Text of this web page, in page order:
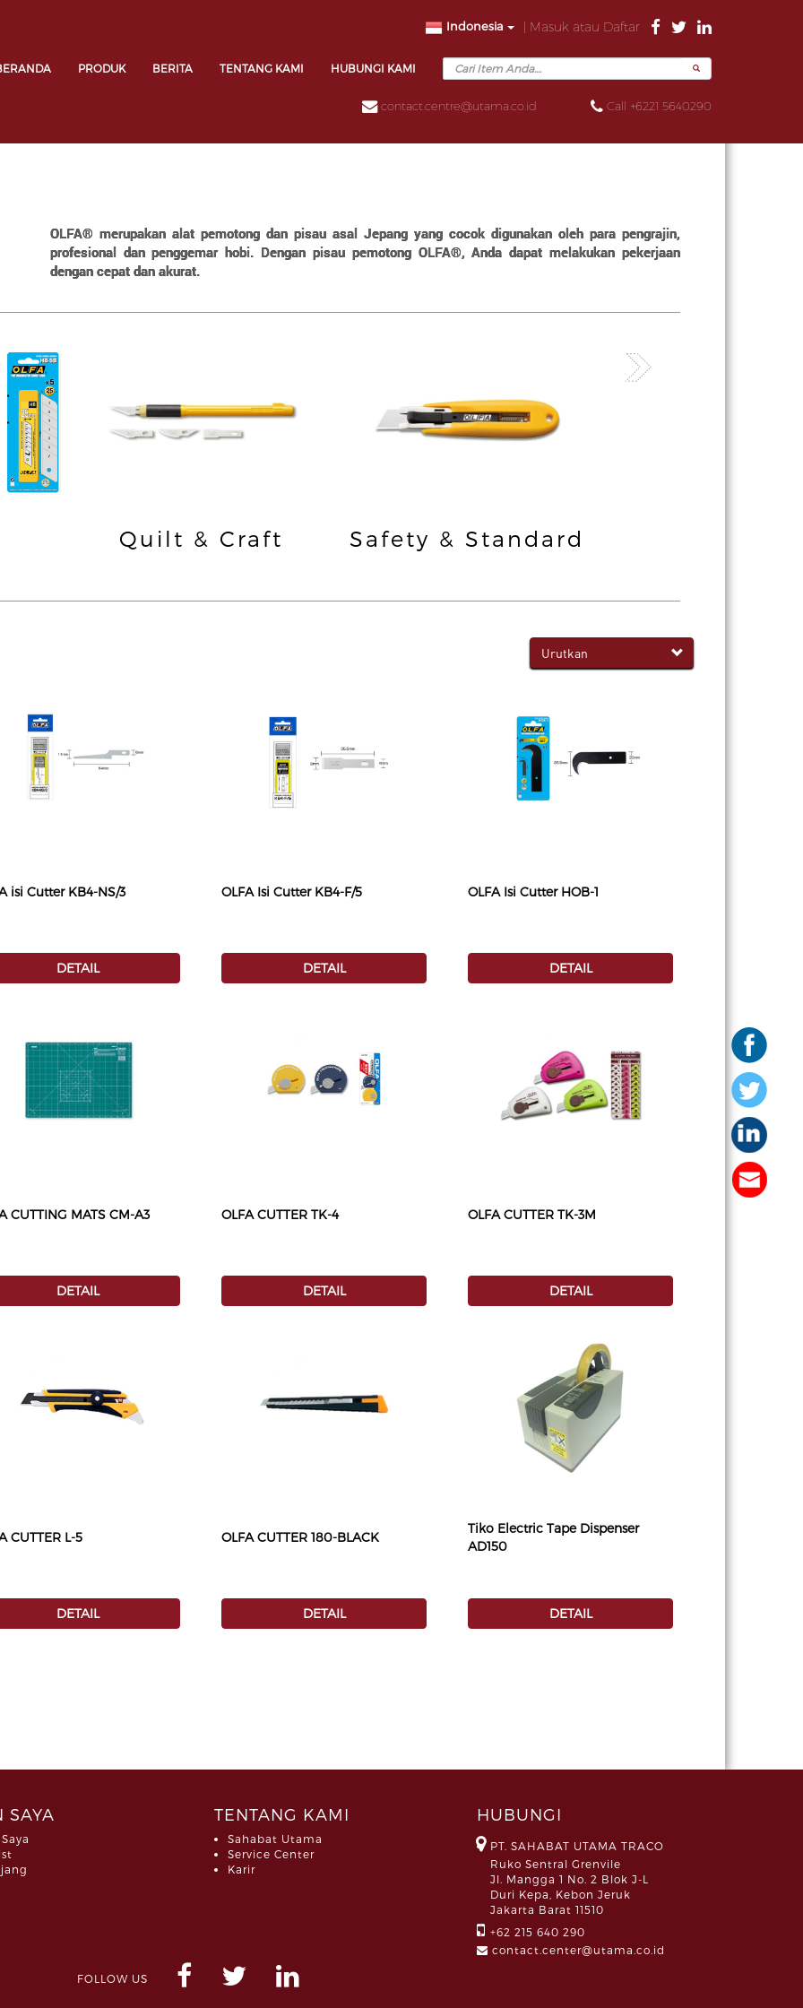
| Masuk atau Daftar
Indonesia
PRODUK BERITA TENTANG KAMI HUBUNGI KAMI
contact.centre@utama.co.id Call +6221 5640290
OLFA® merupakan alat pemotong dan pisau asal Jepang yang cocok digunakan oleh para pengrajin,
profesional dan penggemar hobi. Dengan pisau pemotong OLFA®, Anda dapat melakukan pekerjaan
dengan cepat dan akurat.
Quilt & Craft Safety & Standard
Urutkan
isi Cutter KB4-NS/3
DETAIL
OLFA Isi Cutter KB4-F/5
DETAIL
OLFA Isi Cutter HOB-1
DETAIL
CUTTING MATS CM-A3
DETAIL
OLFA CUTTER TK-4
DETAIL
OLFA CUTTER TK-3M
DETAIL
CUTTER L-5
DETAIL
OLFA CUTTER 180-BLACK
DETAIL
Tiko Electric Tape Dispenser
AD150
DETAIL
SAYA TENTANG KAMI
Sahabat Utama
Service Center
Karir
HUBUNGI
PT. SAHABAT UTAMA TRACO
Ruko Sentral Grenvile
Jl. Mangga 1 No. 2 Blok J-L
Duri Kepa, Kebon Jeruk
Jakarta Barat 11510
+62 215 640 290
contact.center@utama.co.id
FOLLOW US